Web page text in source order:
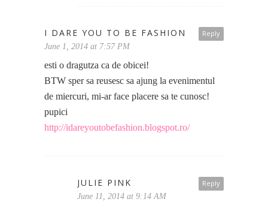
Reply
I DARE YOU TO BE FASHION
June 1, 2014 at 7:57 PM
esti o dragutza ca de obicei!
BTW sper sa reusesc sa ajung la evenimentul
de miercuri, mi-ar face placere sa te cunosc!
pupici
http://idareyoutobefashion.blogspot.ro/
Reply
JULIE PINK
June 11, 2014 at 9:14 AM